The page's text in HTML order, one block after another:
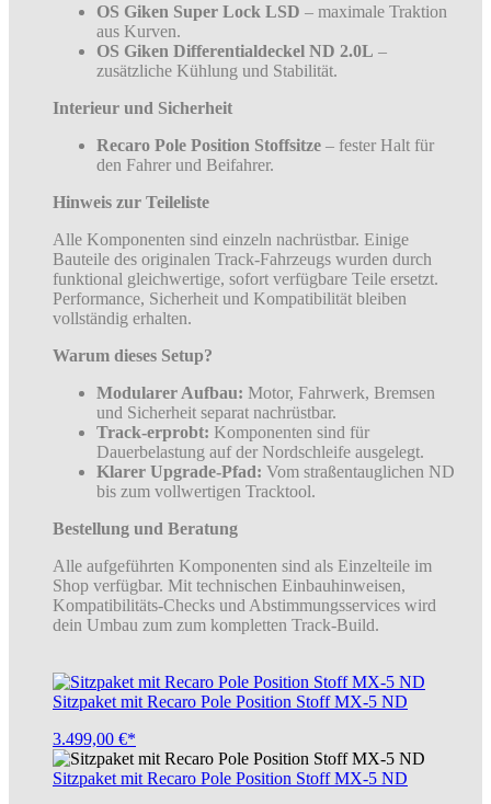
OS Giken Super Lock LSD – maximale Traktion
aus Kurven.
OS Giken Differentialdeckel ND 2.0L –
zusätzliche Kühlung und Stabilität.
Interieur und Sicherheit
Recaro Pole Position Stoffsitze – fester Halt für
den Fahrer und Beifahrer.
Hinweis zur Teileliste
Alle Komponenten sind einzeln nachrüstbar. Einige
Bauteile des originalen Track-Fahrzeugs wurden durch
funktional gleichwertige, sofort verfügbare Teile ersetzt.
Performance, Sicherheit und Kompatibilität bleiben
vollständig erhalten.
Warum dieses Setup?
Modularer Aufbau: Motor, Fahrwerk, Bremsen
und Sicherheit separat nachrüstbar.
Track-erprobt: Komponenten sind für
Dauerbelastung auf der Nordschleife ausgelegt.
Klarer Upgrade-Pfad: Vom straßentauglichen ND
bis zum vollwertigen Tracktool.
Bestellung und Beratung
Alle aufgeführten Komponenten sind als Einzelteile im
Shop verfügbar. Mit technischen Einbauhinweisen,
Kompatibilitäts-Checks und Abstimmungsservices wird
dein Umbau zum zum kompletten Track-Build.
Sitzpaket mit Recaro Pole Position Stoff MX-5 ND
3.499,00 €*
Sitzpaket mit Recaro Pole Position Stoff MX-5 ND